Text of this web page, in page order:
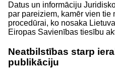
Datus un informāciju
par pareiziem, kamēr vien tie
procedūrai, ko nosaka
Eiropas Savienības tiesību
Neatbilstības starp
publikāciju